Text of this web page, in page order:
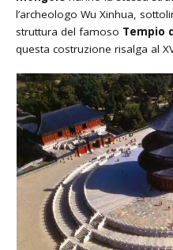
l’archeologo Wu Xinhua,
struttura del famoso Tempio
questa costruzione risalga al